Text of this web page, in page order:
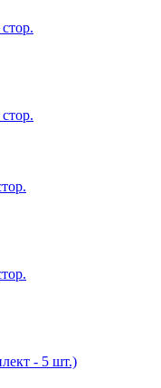
- 5 шт.)